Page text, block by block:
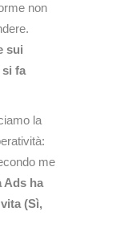
non
sui
si fa
la
me
Ads ha
(Sì,